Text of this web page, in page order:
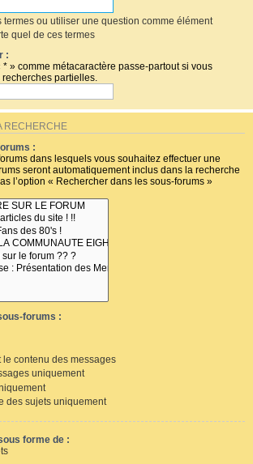
termes ou utiliser une question comme élément
quel de ces termes
:
» comme métacaractère passe-partout si vous
partielles.
RECHERCHE
:
dans lesquels vous souhaitez effectuer une
seront automatiquement inclus dans la recherche
l’option « Rechercher dans les sous-forums »
forums :
le contenu des messages
uniquement
des sujets uniquement
forme de :